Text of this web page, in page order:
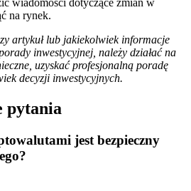
wiadomości dotyczące zmian w
na rynek.
artykuł lub jakiekolwiek informacje
inwestycyjnej, należy działać na
uzyskać profesjonalną poradę
decyzji inwestycyjnych.
pytania
jest bezpieczny